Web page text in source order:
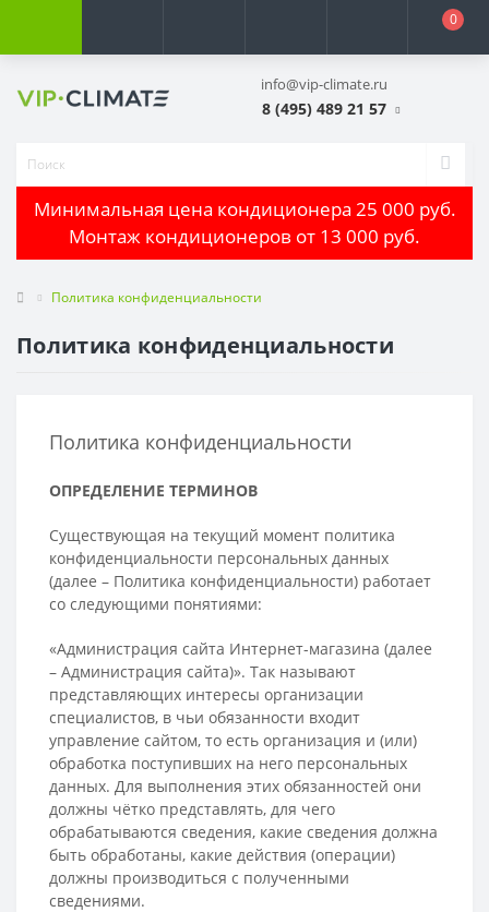
0
info@vip-climate.ru
8 (495) 489 21 57
Минимальная цена кондиционера 25 000 руб.
Монтаж кондиционеров от 13 000 руб.
Политика конфиденциальности
Политика конфиденциальности
Политика конфиденциальности
ОПРЕДЕЛЕНИЕ ТЕРМИНОВ
Существующая на текущий момент политика
конфиденциальности персональных данных
(далее – Политика конфиденциальности) работает
со следующими понятиями:
«Администрация сайта Интернет-магазина (далее
– Администрация сайта)». Так называют
представляющих интересы организации
специалистов, в чьи обязанности входит
управление сайтом, то есть организация и (или)
обработка поступивших на него персональных
данных. Для выполнения этих обязанностей они
должны чётко представлять, для чего
обрабатываются сведения, какие сведения должна
быть обработаны, какие действия (операции)
должны производиться с полученными
сведениями.